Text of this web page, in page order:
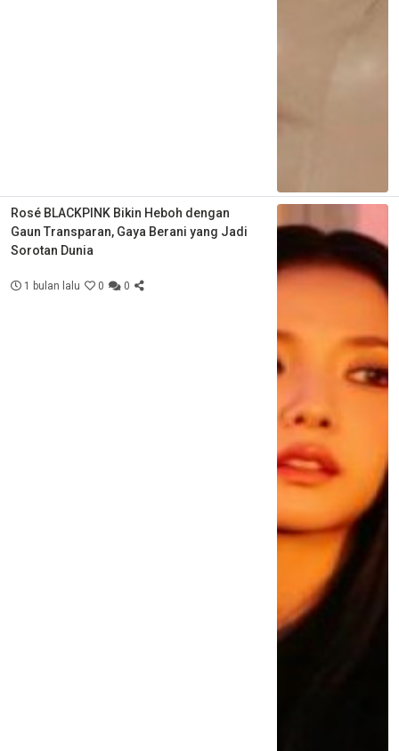
Rosé BLACKPINK Bikin Heboh dengan
Gaun Transparan, Gaya Berani yang Jadi
Sorotan Dunia
1 bulan lalu 0 0